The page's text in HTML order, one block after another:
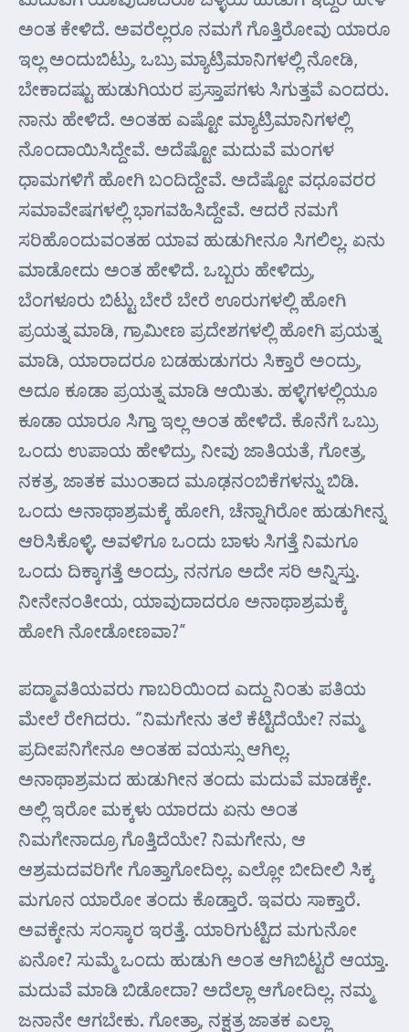
ಅಂತ ಕೇಳಿದೆ. ಅವರೆಲ್ಲರೂ ನಮಗೆ ಗೊತ್ತಿರೋವು ಯಾರೂ
ಇಲ್ಲ ಅಂದುಬಿಟ್ರು, ಒಬ್ರು ಮ್ಯಾಟ್ರಿಮಾನಿಗಳಲ್ಲಿ ನೋಡಿ,
ಬೇಕಾದಷ್ಟು ಹುಡುಗಿಯರ ಪ್ರಸ್ತಾಪಗಳು ಸಿಗುತ್ತವೆ ಎಂದರು.
ನಾನು ಹೇಳಿದೆ. ಅಂತಹ ಎಷ್ಟೋ ಮ್ಯಾಟ್ರಿಮಾನಿಗಳಲ್ಲಿ
ನೊಂದಾಯಿಸಿದ್ದೇವೆ. ಅದೆಷ್ಟೋ ಮದುವೆ ಮಂಗಳ
ಧಾಮಗಳಿಗೆ ಹೋಗಿ ಬಂದಿದ್ದೇವೆ. ಅದೆಷ್ಟೋ ವಧೂವರರ
ಸಮಾವೇಷಗಳಲ್ಲಿ ಭಾಗವಹಿಸಿದ್ದೇವೆ. ಆದರೆ ನಮಗೆ
ಸರಿಹೊಂದುವಂತಹ ಯಾವ ಹುಡುಗೀನೂ ಸಿಗಲಿಲ್ಲ. ಏನು
ಮಾಡೋದು ಅಂತ ಹೇಳಿದೆ. ಒಬ್ಬರು ಹೇಳಿದ್ರು,
ಬೆಂಗಳೂರು ಬಿಟ್ಟು ಬೇರೆ ಬೇರೆ ಊರುಗಳಲ್ಲಿ ಹೋಗಿ
ಪ್ರಯತ್ನ ಮಾಡಿ, ಗ್ರಾಮೀಣ ಪ್ರದೇಶಗಳಲ್ಲಿ ಹೋಗಿ ಪ್ರಯತ್ನ
ಮಾಡಿ, ಯಾರಾದರೂ ಬಡಹುಡುಗರು ಸಿಕ್ತಾರೆ ಅಂದ್ರು,
ಅದೂ ಕೂಡಾ ಪ್ರಯತ್ನ ಮಾಡಿ ಆಯಿತು. ಹಳ್ಳಿಗಳಲ್ಲಿಯೂ
ಕೂಡಾ ಯಾರೂ ಸಿಗ್ತಾ ಇಲ್ಲ ಅಂತ ಹೇಳಿದೆ. ಕೊನೆಗೆ ಒಬ್ರು
ಒಂದು ಉಪಾಯ ಹೇಳಿದ್ರು, ನೀವು ಜಾತಿಯತೆ, ಗೋತ್ರ,
ನಕತ್ರ, ಜಾತಕ ಮುಂತಾದ ಮೂಢನಂಬಿಕೆಗಳನ್ನು ಬಿಡಿ.
ಒಂದು ಅನಾಥಾಶ್ರಮಕ್ಕೆ ಹೋಗಿ, ಚೆನ್ನಾಗಿರೋ ಹುಡುಗೀನ್ನ
ಆರಿಸಿಕೊಳ್ಳಿ. ಅವಳಿಗೂ ಒಂದು ಬಾಳು ಸಿಗತ್ತೆ ನಿಮಗೂ
ಒಂದು ದಿಕ್ಕಾಗತ್ತೆ ಅಂದ್ರು, ನನಗೂ ಅದೇ ಸರಿ ಅನ್ನಿಸ್ತು.
ನೀನೇನಂತೀಯ, ಯಾವುದಾದರೂ ಅನಾಥಾಶ್ರಮಕ್ಕೆ
ಹೋಗಿ ನೋಡೋಣವಾ?”
ಪದ್ಮಾವತಿಯವರು ಗಾಬರಿಯಿಂದ ಎದ್ದು ನಿಂತು ಪತಿಯ
ಮೇಲೆ ರೇಗಿದರು. “ನಿಮಗೇನು ತಲೆ ಕೆಟ್ಟಿದೆಯೇ? ನಮ್ಮ
ಪ್ರದೀಪನಿಗೇನೂ ಅಂತಹ ವಯಸ್ಸು ಆಗಿಲ್ಲ.
ಅನಾಥಾಶ್ರಮದ ಹುಡುಗೀನ ತಂದು ಮದುವೆ ಮಾಡಕ್ಕೇ.
ಅಲ್ಲಿ ಇರೋ ಮಕ್ಕಳು ಯಾರದು ಏನು ಅಂತ
ನಿಮಗೇನಾದ್ರೂ ಗೊತ್ತಿದೆಯೇ? ನಿಮಗೇನು, ಆ
ಆಶ್ರಮದವರಿಗೇ ಗೊತ್ತಾಗೋದಿಲ್ಲ. ಎಲ್ಲೋ ಬೀದೀಲಿ ಸಿಕ್ಕ
ಮಗೂನ ಯಾರೋ ತಂದು ಕೊಡ್ತಾರೆ. ಇವರು ಸಾಕ್ತಾರೆ.
ಅವಕ್ಕೇನು ಸಂಸ್ಕಾರ ಇರತ್ತೆ. ಯಾರಿಗುಟ್ಟಿದ ಮಗುನೋ
ಏನೋ? ಸುಮ್ಮೆ ಒಂದು ಹುಡುಗಿ ಅಂತ ಆಗಿಬಿಟ್ಟರೆ ಆಯ್ತಾ.
ಮದುವೆ ಮಾಡಿ ಬಿಡೋದಾ? ಅದೆಲ್ಲಾ ಆಗೋದಿಲ್ಲ. ನಮ್ಮ
ಜನಾನೇ ಆಗಬೇಕು. ಗೋತ್ರಾ, ನಕ್ಷತ್ರ ಜಾತಕ ಎಲ್ಲಾ